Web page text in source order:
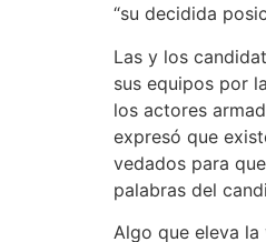
“su decidida
Las y los
sus equipos por
los actores
expresó que
vedados para
palabras del
Algo que eleva